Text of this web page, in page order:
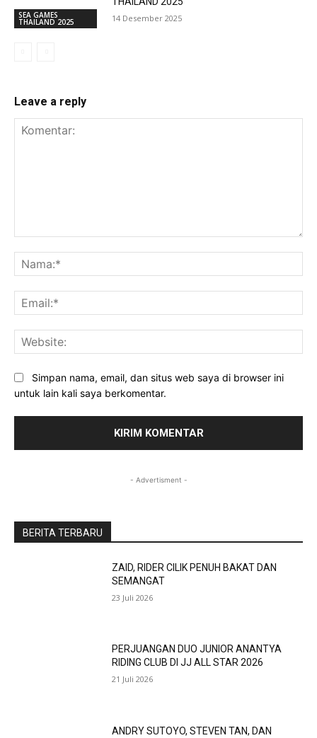
SEA GAMES
THAILAND 2025 14 Desember 2025
Leave a reply
Simpan nama, email, dan situs web saya di browser ini
untuk lain kali saya berkomentar.
- Advertisment -
BERITA TERBARU
ZAID, RIDER CILIK PENUH BAKAT DAN
SEMANGAT
23 Juli 2026
PERJUANGAN DUO JUNIOR ANANTYA
RIDING CLUB DI JJ ALL STAR 2026
21 Juli 2026
ANDRY SUTOYO, STEVEN TAN, DAN